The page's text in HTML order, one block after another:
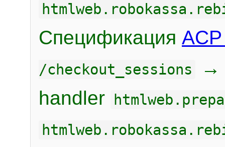
Спецификация
/checkout_sessions
handler